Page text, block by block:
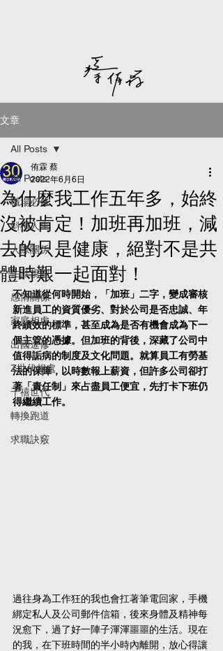
文章
All Posts
職場必修
斜槓人生
人際關係
生涯規劃
感情關係
家庭相處
出國進修
Z世代相處
千禧世代
轉換跑道
求職訣竅
All Posts
為什麼我工作五年多，始終
沒被肯定！加班再加班，減
去的只是健康，絕對不是共
體時艱一起面對！
侑霖 蔡
2022年6月6日
不知道從何時開始，「加班」二字，變成審核
新進員工的資質優劣、對於公司是否忠誠、年
終績效的標準，甚至成為是否有機會成為下一
個主管的憑據。但加班的背後，深藏了公司中
值得詬病的制度及文化問題。就算員工有勞基
法的保障，以時數報上薪資，但許多公司卻打
著「責任制」來占盡員工便宜，先打卡下班仍
得繼續工作。
過往身為工作狂的我也會扛著筆電回家，手機
綁定私人及公司郵件信箱，後來身體及精神每
況愈下，過了好一陣子渾渾噩噩的生活。現在
的我，在下班時間的半小時內離開，放心得讓